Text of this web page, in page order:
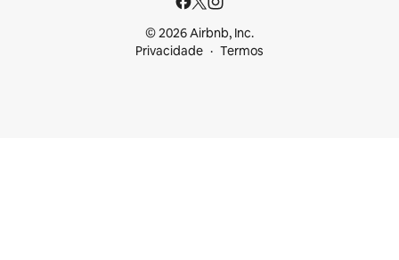
© 2026 Airbnb, Inc.
Privacidade
Termos